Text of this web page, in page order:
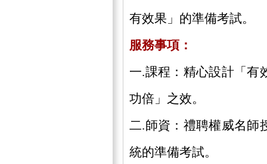
有效果」的準備考試。
服務事項：
一.課程：精心設計「有
功倍」之效。
二.師資：禮聘權威名師
統的準備考試。